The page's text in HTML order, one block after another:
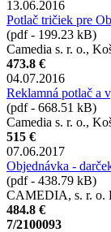
13.06.2016
Potlač tričiek pre
(pdf - 199.23 kB)
Camedia s. r. o.,
473.8 €
04.07.2016
Reklamná potlač a
(pdf - 668.51 kB)
Camedia s. r. o.,
515 €
07.06.2017
Objednávka -
(pdf - 438.79 kB)
CAMEDIA, s. r. o.
484.8 €
7/2100093